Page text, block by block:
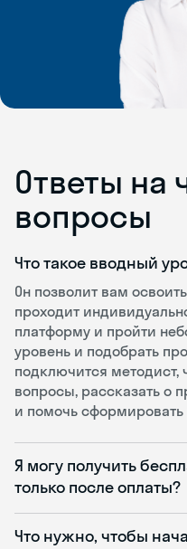
Ответы на
вопросы
Что такое вводный
Он позволит вам
проходит
платформу и пройти
уровень и подобрать
подключится методист,
вопросы, рассказать о
и помочь
Я могу получить
только после оплаты?
Что нужно, чтобы